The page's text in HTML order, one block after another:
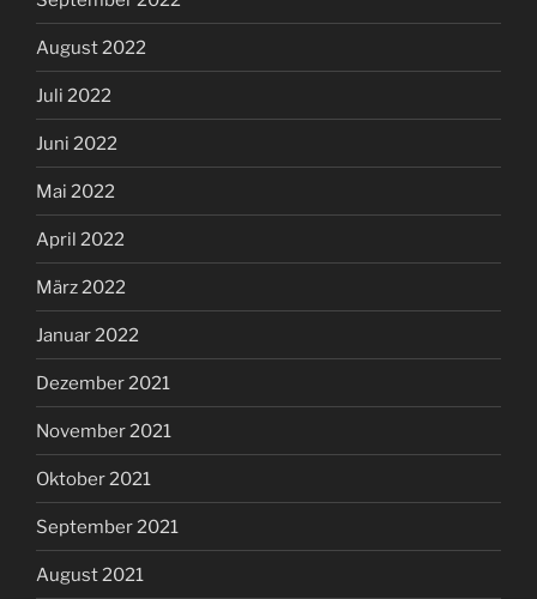
August 2022
Juli 2022
Juni 2022
Mai 2022
April 2022
März 2022
Januar 2022
Dezember 2021
November 2021
Oktober 2021
September 2021
August 2021